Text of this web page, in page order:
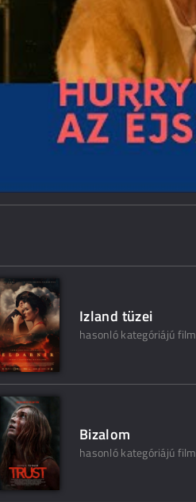
Izland tüzei
hasonló kategóriájú film
Bizalom
hasonló kategóriájú film